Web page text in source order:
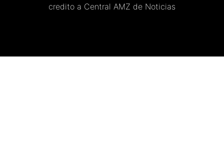
credito a Central AMZ de Noticias